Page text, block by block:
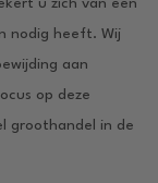
nodig heeft. Wij
aan
op deze
groothandel in de